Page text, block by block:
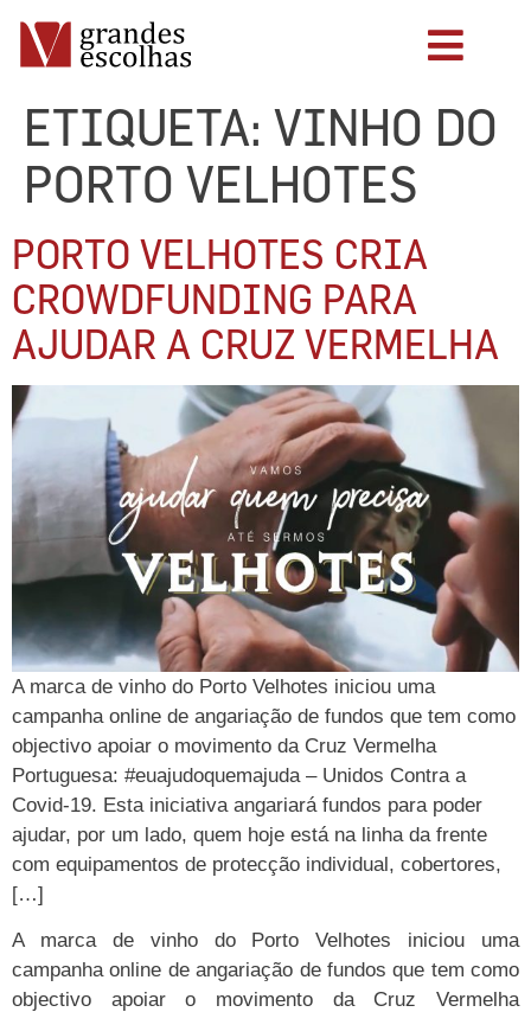
ETIQUETA: VINHO DO
PORTO VELHOTES
PORTO VELHOTES CRIA
CROWDFUNDING PARA
AJUDAR A CRUZ VERMELHA
A marca de vinho do Porto Velhotes iniciou uma
campanha online de angariação de fundos que tem como
objectivo apoiar o movimento da Cruz Vermelha
Portuguesa: #euajudoquemajuda – Unidos Contra a
Covid-19. Esta iniciativa angariará fundos para poder
ajudar, por um lado, quem hoje está na linha da frente
com equipamentos de protecção individual, cobertores,
[…]
A marca de vinho do Porto Velhotes iniciou uma
campanha online de angariação de fundos que tem como
objectivo apoiar o movimento da Cruz Vermelha